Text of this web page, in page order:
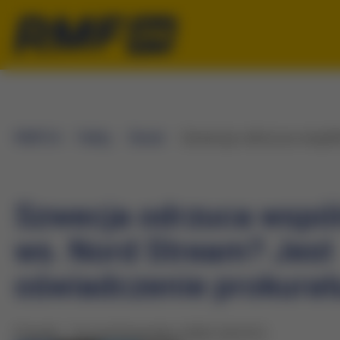
Szwecja odrzuca
ws. Nord Stream? Jest
oświadczenie